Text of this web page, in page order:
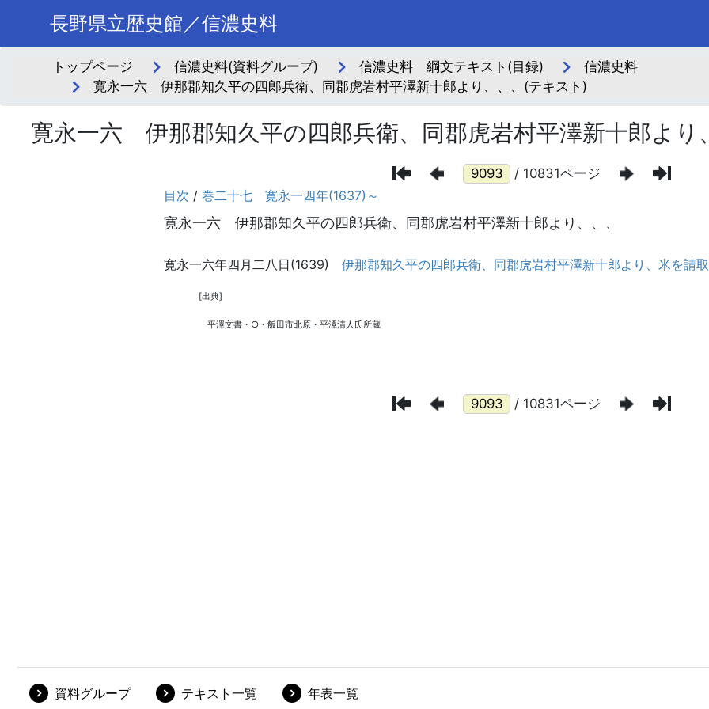
長野県立歴史館／信濃史料
トップページ 信濃史料(資料グループ) 信濃史料 綱文テキスト(目録)
信濃史料
寛永一六 伊那郡知久平の四郎兵衛、同郡虎岩村平澤新十郎より、、、(テキスト)
寛永一六 伊那郡知久平の四郎兵衛、同郡虎岩村平澤新十郎より
/ 10831ページ
/ 10831ページ
資料グループ テキスト一覧 年表一覧